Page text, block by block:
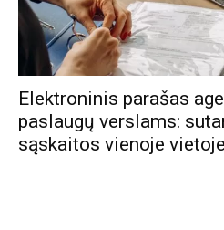
Elektroninis parašas
paslaugų verslams:
sąskaitos vienoje vietoje